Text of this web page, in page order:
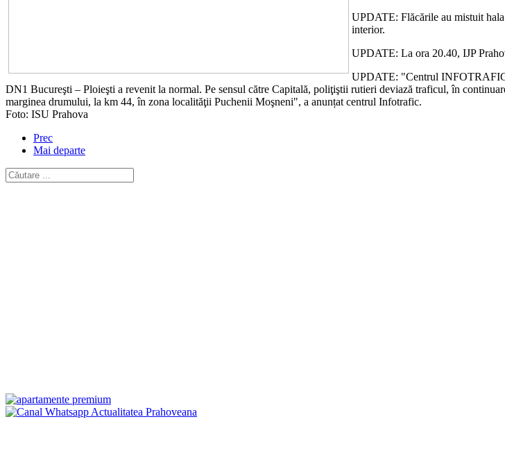
UPDATE: Flăcările au mistuit
interior.
UPDATE: La ora 20.40, IJP
UPDATE: "Centrul INFOTRAFIC
DN1 Bucureşti – Ploieşti a revenit la normal. Pe sensul către Capitală, poliţiştii rutieri deviază traficul, în
marginea drumului, la km 44, în zona localităţii Puchenii Moşneni", a anunțat centrul Infotrafic.
Foto: ISU Prahova
Prec
Mai departe